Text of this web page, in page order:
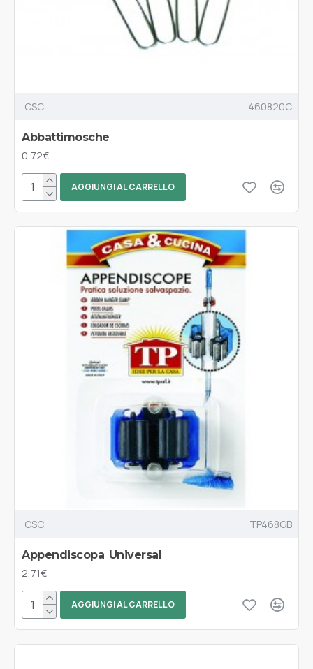
CSC 460820C
Abbattimosche
0,72€
AGGIUNGI AL CARRELLO
CSC TP468GB
Appendiscopa Universal
2,71€
AGGIUNGI AL CARRELLO